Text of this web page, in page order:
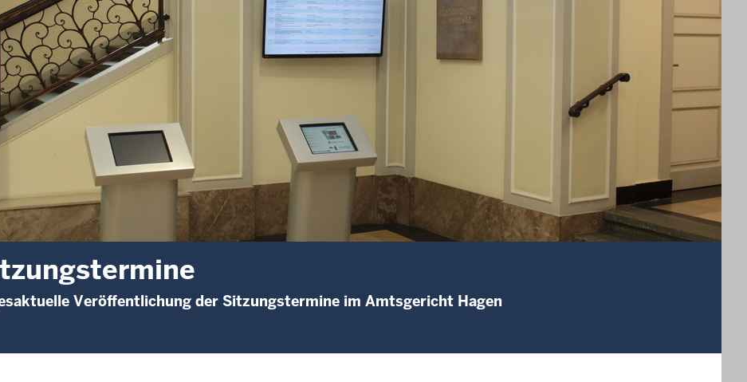
Veröffentlichung der Sitzungstermine im Amtsgericht Hagen